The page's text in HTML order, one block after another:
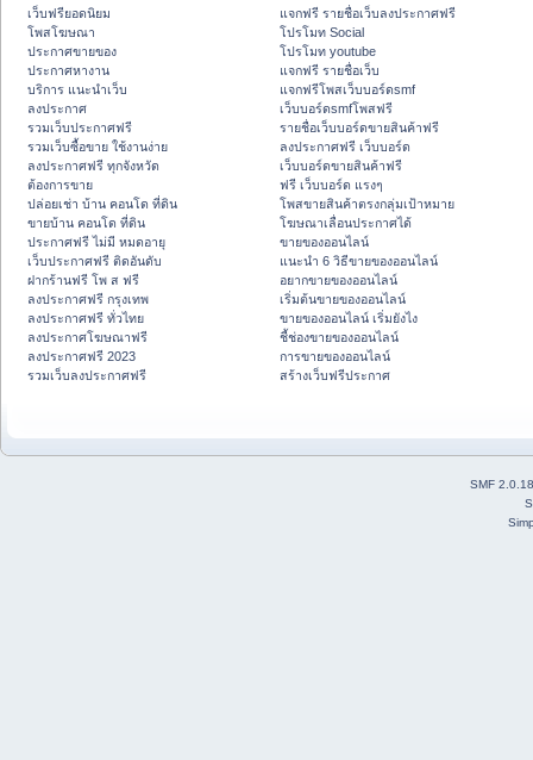
เว็บฟรียอดนิยม
โพสโฆษณา
ประกาศขายของ
ประกาศหางาน
บริการ แนะนำเว็บ
ลงประกาศ
รวมเว็บประกาศฟรี
รวมเว็บซื้อขาย ใช้งานง่าย
ลงประกาศฟรี ทุกจังหวัด
ต้องการขาย
ปล่อยเช่า บ้าน คอนโด ที่ดิน
ขายบ้าน คอนโด ที่ดิน
ประกาศฟรี ไม่มี หมดอายุ
เว็บประกาศฟรี ติดอันดับ
ฝากร้านฟรี โพ ส ฟรี
ลงประกาศฟรี กรุงเทพ
ลงประกาศฟรี ทั่วไทย
ลงประกาศโฆษณาฟรี
ลงประกาศฟรี 2023
รวมเว็บลงประกาศฟรี
แจกฟรี รายชื่อเว็บลงประกาศฟรี
โปรโมท Social
โปรโมท youtube
แจกฟรี รายชื่อเว็บ
แจกฟรีโพสเว็บบอร์ดsmf
เว็บบอร์ดsmfโพสฟรี
รายชื่อเว็บบอร์ดขายสินค้าฟรี
ลงประกาศฟรี เว็บบอร์ด
เว็บบอร์ดขายสินค้าฟรี
ฟรี เว็บบอร์ด แรงๆ
โพสขายสินค้าตรงกลุ่มเป้าหมาย
โฆษณาเลื่อนประกาศได้
ขายของออนไลน์
แนะนำ 6 วิธีขายของออนไลน์
อยากขายของออนไลน์
เริ่มต้นขายของออนไลน์
ขายของออนไลน์ เริ่มยังไง
ชี้ช่องขายของออนไลน์
การขายของออนไลน์
สร้างเว็บฟรีประกาศ
SMF 2.0.18